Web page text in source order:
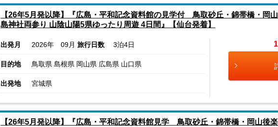
【26年5月発以降】『広島・平和記念資料館の見学付 鳥取砂丘・錦帯橋・岡
島神社両参り 山陰山陽5県ゆったり周遊 4日間』【仙台発着】
出発月 2026年 09月 旅行日数 3泊4日
目的地 鳥取県 島根県 岡山県 広島県 山口県
出発地 宮城県
【26年5月発以降】『広島・平和記念資料館見学 鳥取砂丘・錦帯橋・岡山後